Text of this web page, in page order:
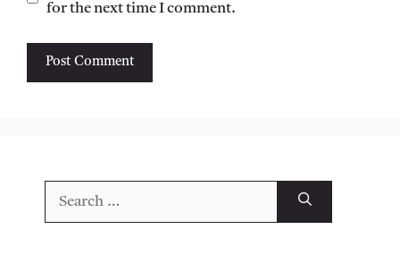
for the next time I comment.